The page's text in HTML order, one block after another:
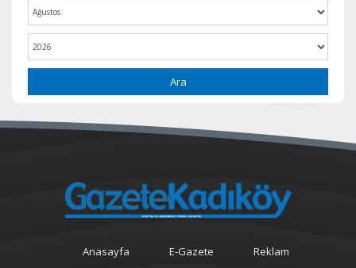
Ara
Anasayfa E-Gazete Reklam